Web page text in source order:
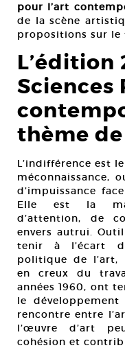
pour l’art
de la scène
propositions sur le
L’édition
Sciences
thème
L’indifférence est
méconnaissance,
d’impuissance
Elle est la
d’attention, de
envers autrui.
tenir à l’écart
politique de l’art,
en creux du
années 1960, ont
le
rencontre entre
l’œuvre d’art
cohésion et